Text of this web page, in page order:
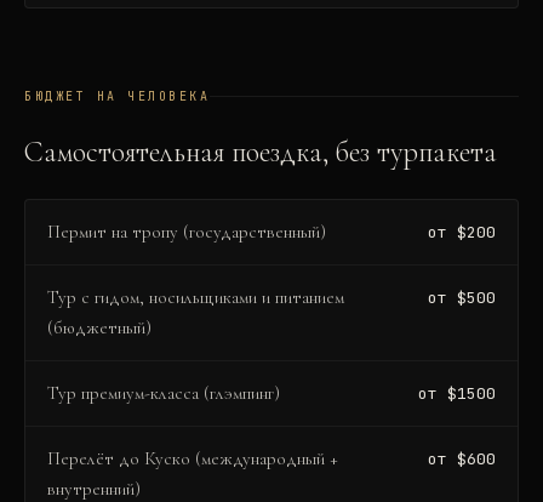
БЮДЖЕТ НА ЧЕЛОВЕКА
Самостоятельная поездка, без турпакета
Пермит на тропу (государственный) от $200
Тур с гидом, носильщиками и питанием
(бюджетный)
от $500
Тур премиум-класса (глэмпинг) от $1500
Перелёт до Куско (международный +
внутренний)
от $600